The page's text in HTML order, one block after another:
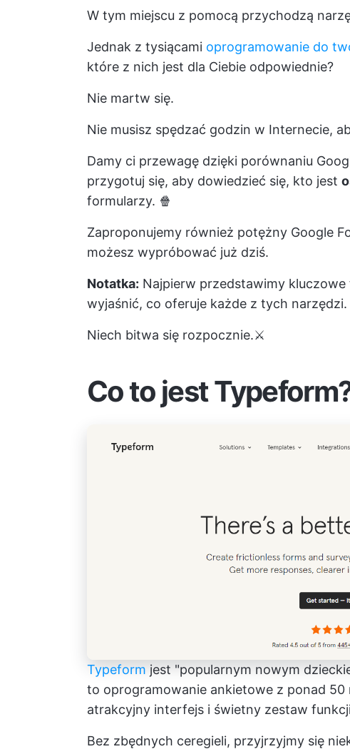
W tym miejscu z pomocą przychodzą
Jednak z tysiącami oprogramowanie do
które z nich jest dla Ciebie odpowiednie?
Nie martw się.
Nie musisz spędzać godzin w Internecie,
Damy ci przewagę dzięki porównaniu
przygotuj się, aby dowiedzieć się, kto jest
formularzy. 🍿
Zaproponujemy również potężny Google
możesz wypróbować już dziś.
Notatka: Najpierw przedstawimy
wyjaśnić, co oferuje każde z tych narzędzi.
Niech bitwa się rozpocznie.⚔️
Co to jest
Typeform jest "popularnym nowym
to oprogramowanie ankietowe z ponad
atrakcyjny interfejs i świetny zestaw
Bez zbędnych ceregieli, przyjrzyjmy się